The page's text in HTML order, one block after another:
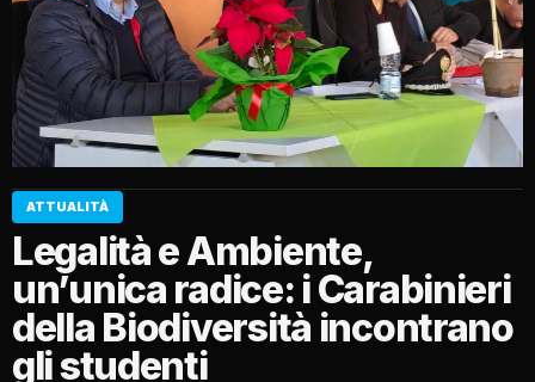
ATTUALITÀ
Legalità e Ambiente,
un’unica radice: i Carabinieri
della Biodiversità incontrano
gli studenti